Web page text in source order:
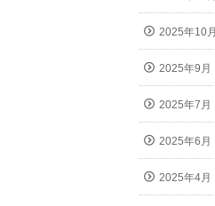
2025年10月
2025年9月
2025年7月
2025年6月
2025年4月